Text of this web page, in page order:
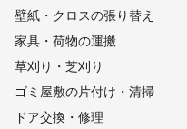
壁紙・クロスの張り替え
家具・荷物の運搬
草刈り・芝刈り
ゴミ屋敷の片付け・清掃
ドア交換・修理